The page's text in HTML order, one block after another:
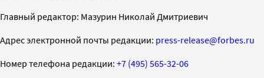
Главный редактор: Мазурин Николай Дмитриевич
Адрес электронной почты редакции: press-release@forbes.ru
Номер телефона редакции: +7 (495) 565-32-06